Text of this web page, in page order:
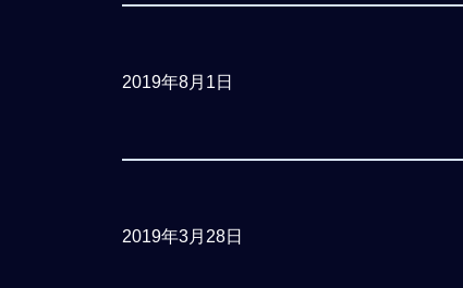
2019年8月1日
2019年3月28日